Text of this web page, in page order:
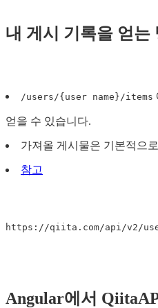
내 게시 기록을 얻는
/users/{user name}/items
얻을 수 있습니다.
가져올 게시물은 기본적으
참고
Angular에서